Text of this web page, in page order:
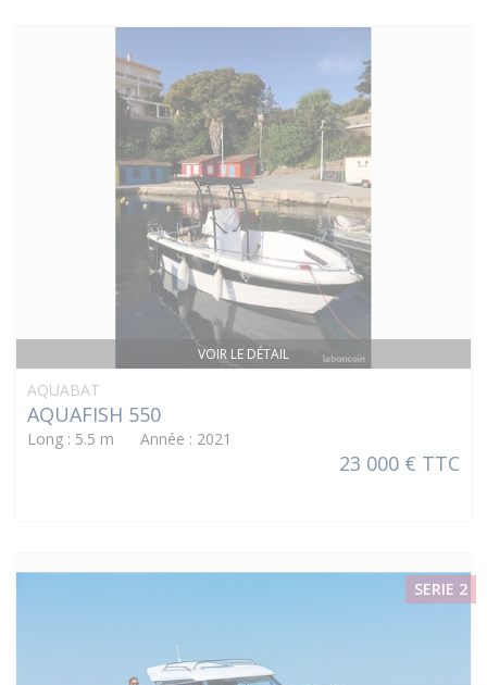
VOIR LE DÉTAIL
AQUABAT
AQUAFISH 550
Long : 5.5 m Année : 2021
23 000 € TTC
SERIE 2